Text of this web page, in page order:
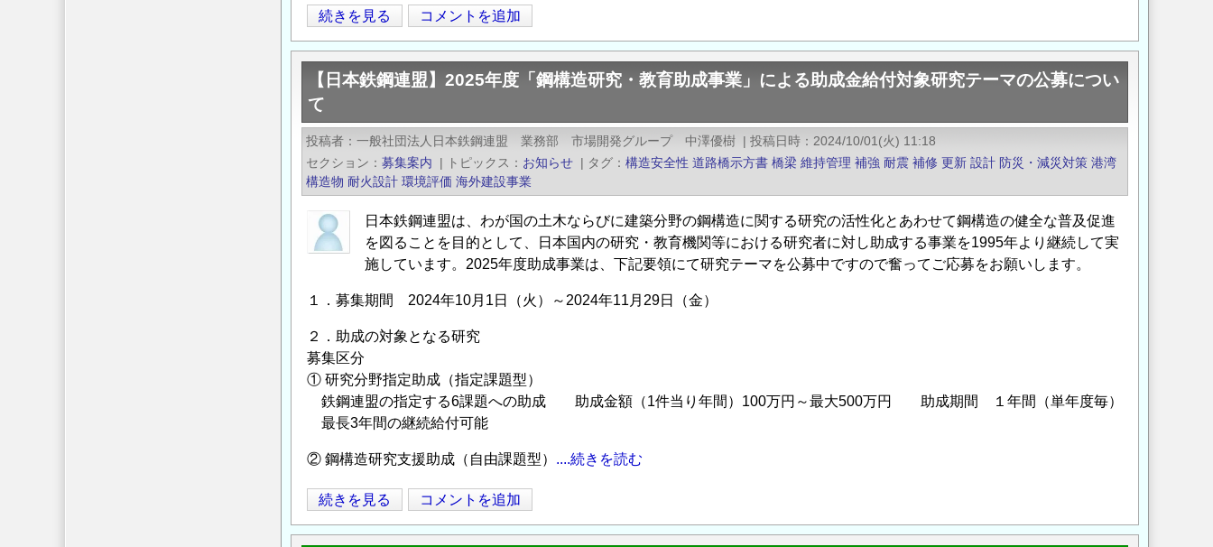
年
度
研
究
開
始
分）
の
募
集
に
つ
て
土
木
学
会
の
会
員
様
へ
「日
本
工
会・
大
会-2024」
開
の
ご
周
知
続きを見る コメントを追加
【日本鉄鋼連盟】2025年度「鋼構造研究・教育助成事業」による助成金給付対象研究テーマの公募につい
て
投稿者 一般社団法人日本鉄鋼連盟 業務部 市場開発グループ 中澤優樹 | 投稿日時
2024/10/01(火) 11:18
セクション
募集案内 | トピックス お知らせ | タグ 構造安全性 道路橋示方書 橋梁 維持管理 補強 耐震 補修 更新 設計 防災・減災対策 港湾
構造物 耐火設計 環境評価 海外建設事業
日本鉄鋼連盟は、わが国の土木ならびに建築分野の鋼構造に関する研究の活性化とあわせて鋼構造の健全な普及促進
を図ることを目的として、日本国内の研究・教育機関等における研究者に対し助成する事業を1995年より継続して実
施しています。2025年度助成事業は、下記要領にて研究テーマを公募中ですので奮ってご応募をお願いします。
１．募集期間 2024年10月1日（火）～2024年11月29日（金）
２．助成の対象となる研究
募集区分
① 研究分野指定助成（指定課題型）
鉄鋼連盟の指定する6課題への助成 助成金額（1件当り年間）100万円～最大500万円 助成期間 １年間（単年度毎）
最長3年間の継続給付可能
② 鋼構造研究支援助成（自由課題型） ....続きを読む
【日
本
続きを見る コメントを追加